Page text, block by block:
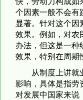
个因素一般不会有
显著。针对这个因
效果。例如，对农
办法，但这是一种
效果，特别在周期
从制度上讲就
影响，具体是指劳
对发展中国家来说